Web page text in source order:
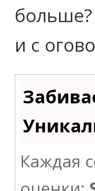
и с
Каждая